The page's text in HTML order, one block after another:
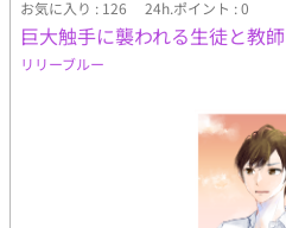
お気に入り : 126 24h.ポイント : 0
巨大触手に襲われる生徒と教師
リリーブルー